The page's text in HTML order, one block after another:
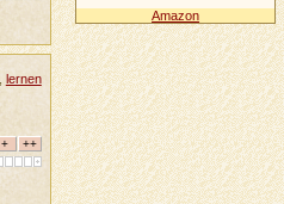
lernen
Amazon